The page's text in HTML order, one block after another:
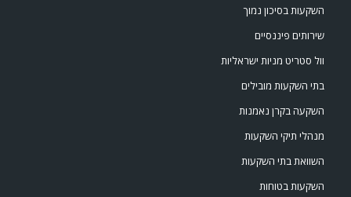
השקעות בסיכון נמוך
שירותים פיננסיים
וול סטריט מניות ישראליות
בתי השקעות מובילים
השקעה בקרן נאמנות
מנהלי תיקי השקעות
השוואת בתי השקעות
השקעות בטוחות